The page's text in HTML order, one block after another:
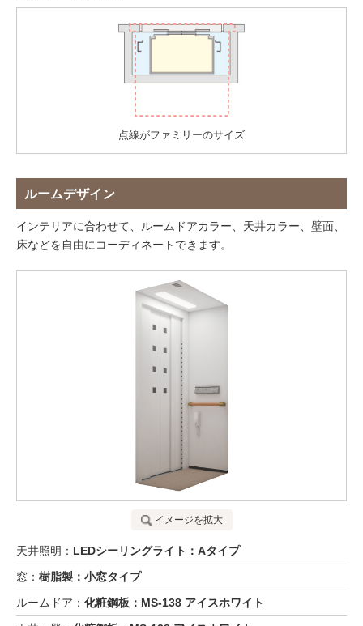
点線がファミリーのサイズ
ルームデザイン
インテリアに合わせて、ルームドアカラー、天井カラー、壁面、
床などを自由にコーディネートできます。
イメージを拡大
天井照明： LEDシーリングライト：Aタイプ
窓： 樹脂製：小窓タイプ
ルームドア： 化粧鋼板：MS-138 アイスホワイト